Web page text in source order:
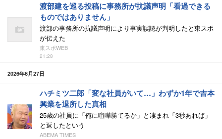
渡部建を巡る投稿に事務所が抗議声明「看過できる
ものではありません」
渡部の事務所の抗議声明により事実誤認が判明したと東スポ
が伝えた
東スポWEB
21:28
2026年6月27日
ハチミツ二郎「変な社員がいて…」わずか1年で吉本
興業を退所した真相
25歳の社員に「俺に喧嘩勝てるか」と凄まれ「3秒あれば」
と返したという
ABEMA TIMES